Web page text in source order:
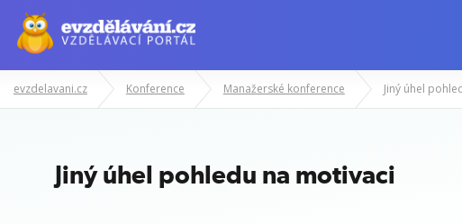
Manažerské kurzy Odborné znalosti
evzdelavani.cz Konference Manažerské konference Jiný úhel
Jiný úhel pohledu na motivaci